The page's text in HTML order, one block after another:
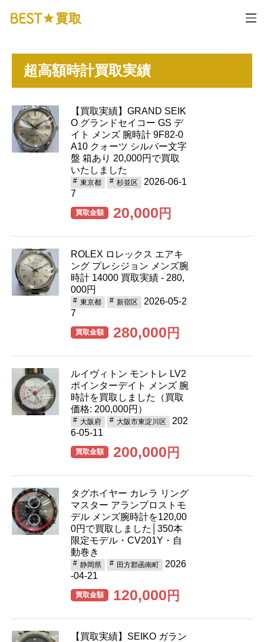
超高額時計買取実績
【買取実績】GRAND SEIK
O グランドセイコー GS デ
イト メンズ 腕時計 9F82-0
A10 クォーツ シルバー文字
盤 箱あり 20,000円で買取
いたしました
東京都 杉並区
2026-06-1
7
買取金額 20,000 円
ROLEX ロレックス エアキ
ング プレシジョン メンズ腕
時計 14000 買取実績 - 280,
000円
東京都 新宿区
2026-05-2
7
買取金額 280,000 円
ルイヴィトン モントレ LV2
ポインターデイト メンズ 腕
時計を買取しました（買取
価格: 200,000円）
大阪府 大阪市東淀川区
202
6-05-11
買取金額 200,000 円
タグホイヤー カレラ リング
マスター アランプロストモ
デル メンズ腕時計を120,00
0円で買取しました│350本
限定モデル・CV201Y・自
動巻き
静岡県 田方郡函南町
2026
-04-21
買取金額 120,000 円
【買取実績】SEIKO ガラン